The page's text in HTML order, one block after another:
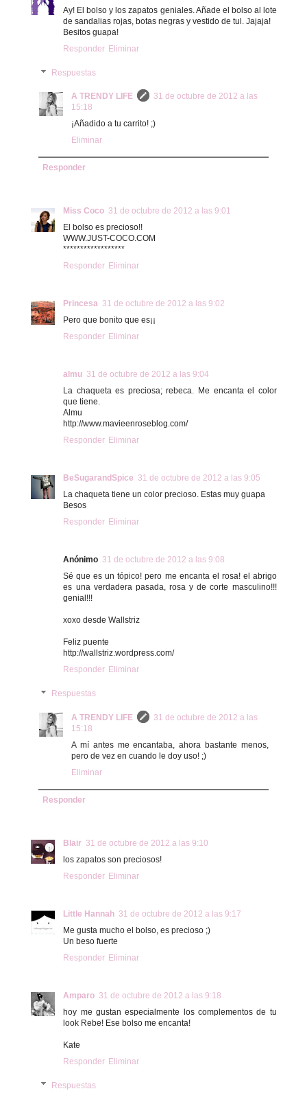
Ay! El bolso y los zapatos geniales. Añade el bolso al lote
de sandalias rojas, botas negras y vestido de tul. Jajaja!
Besitos guapa!
Responder Eliminar
Respuestas
A TRENDY LIFE
31 de octubre de 2012 a las
15:18
¡Añadido a tu carrito! ;)
Eliminar
Responder
Miss Coco 31 de octubre de 2012 a las 9:01
El bolso es precioso!!
WWW.JUST-COCO.COM
******************
Responder Eliminar
Princesa 31 de octubre de 2012 a las 9:02
Pero que bonito que es¡¡
Responder Eliminar
almu 31 de octubre de 2012 a las 9:04
La chaqueta es preciosa; rebeca. Me encanta el color
que tiene.
Almu
http://www.mavieenroseblog.com/
Responder Eliminar
BeSugarandSpice 31 de octubre de 2012 a las 9:05
La chaqueta tiene un color precioso. Estas muy guapa
Besos
Responder Eliminar
Anónimo 31 de octubre de 2012 a las 9:08
Sé que es un tópico! pero me encanta el rosa! el abrigo
es una verdadera pasada, rosa y de corte masculino!!!
genial!!!
xoxo desde Wallstriz
Feliz puente
http://wallstriz.wordpress.com/
Responder Eliminar
Respuestas
A TRENDY LIFE
31 de octubre de 2012 a las
15:18
A mí antes me encantaba, ahora bastante menos,
pero de vez en cuando le doy uso! ;)
Eliminar
Responder
Blair 31 de octubre de 2012 a las 9:10
los zapatos son preciosos!
Responder Eliminar
Little Hannah 31 de octubre de 2012 a las 9:17
Me gusta mucho el bolso, es precioso ;)
Un beso fuerte
Responder Eliminar
Amparo 31 de octubre de 2012 a las 9:18
hoy me gustan especialmente los complementos de tu
look Rebe! Ese bolso me encanta!
Kate
Responder Eliminar
Respuestas